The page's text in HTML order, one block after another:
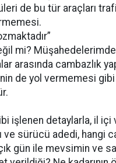
de bu tür araçları
mi?
arasında cambazlık
de yol vermemesi gibi
işlenen detaylarla, il içi
ve sürücü adedi, hangi
gün ile mevsimin ve